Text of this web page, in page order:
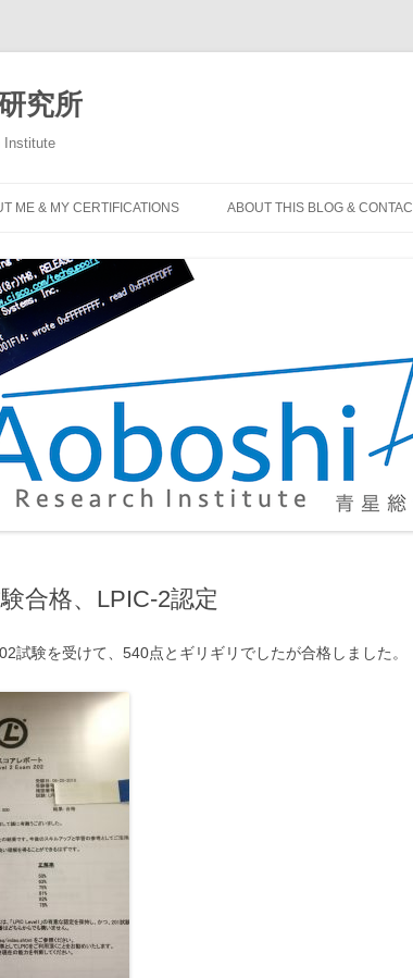
究所
Institute
ME & MY CERTIFICATIONS ABOUT THIS BLOG &
合格、LPIC-2認定
試験を受けて、540点とギリギリでしたが合格しました。